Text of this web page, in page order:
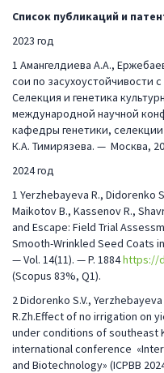
Список публикаций и
2023 год
1 Амангелдиева А.А.,
сои по засухоустойчивости
Селекция и генетика
международной научной
кафедры генетики,
К.А. Тимирязева. — Москва,
2024 год
1 Yerzhebayeva R., Didorenko
Maikotov B., Kassenov R.,
and Escape: Field Trial
Smooth-Wrinkled Seed Coats
— Vol. 14(11). — P. 1884https://
(Scopus 83%, Q1).
2 Didorenko S.V.,
R.Zh.Effect of no irrigation on
under conditions of southeast
international conference
and Biotechnology» (ICPBB